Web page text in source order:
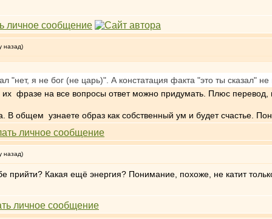
назад)
"нет, я не бог (не царь)". А констатация факта "это ты сказал"
фразе на все вопросы ответ можно придумать. Плюс перевод,
общем узнаете образ как собственный ум и будет счастье.
назад)
прийти? Какая ещё энергия? Понимание, похоже, не катит